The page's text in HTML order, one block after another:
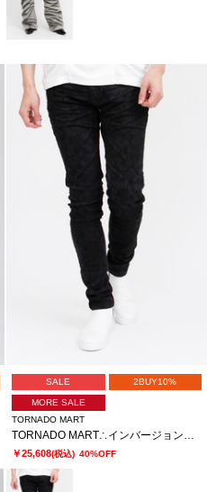
SALE 2BUY10%
MORE SALE
TORNADO MART
TORNADO MART∴インバージョンレオパードスキニーデニム
￥25,608(税込) 40%OFF